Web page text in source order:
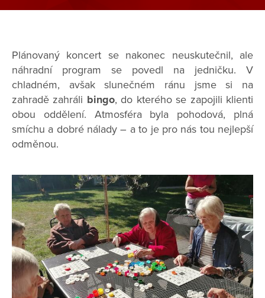
Plánovaný koncert se nakonec neuskutečnil, ale
náhradní program se povedl na jedničku. V
chladném, avšak slunečném ránu jsme si na
zahradě zahráli bingo, do kterého se zapojili klienti
obou oddělení. Atmosféra byla pohodová, plná
smíchu a dobré nálady – a to je pro nás tou nejlepší
odměnou.